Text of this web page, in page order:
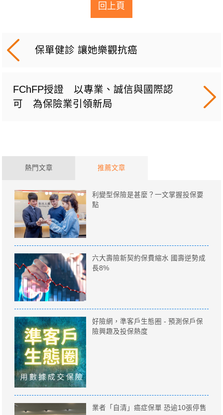
回上頁
保單健診 讓她樂觀抗癌
FChFP授證 以專業、誠信與國際認
可 為保險業引領新局
熱門文章 推薦文章
利變型保險是甚麼？一文掌握投保要
點
六大壽險新契約保費縮水 國壽逆勢成
長8%
好險網，準客戶生態圈 - 預測保戶保
險興趣及投保熱度
業者「自清」癌症保單 恐逾10張停售